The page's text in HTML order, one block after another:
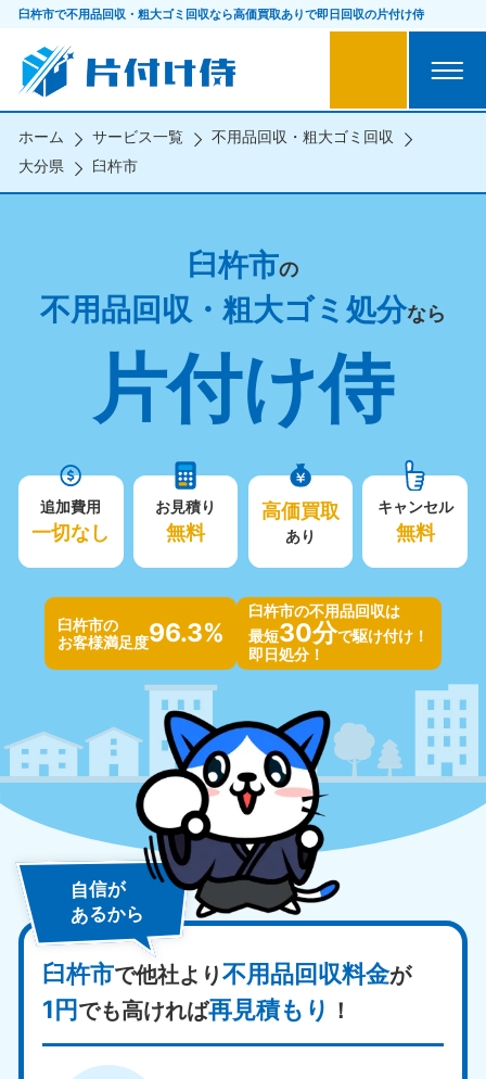
臼杵市で不用品回収・粗大ゴミ回収なら高価買取ありで即日回収の片付け侍
ホーム サービス一覧
不用品回収・粗大ゴミ回収
大分県
臼杵市
臼杵市の
不用品回収・粗大ゴミ処分なら
片付け侍
追加費用
一切なし
お見積り
無料
高価買取
あり
キャンセル
無料
臼杵市の
お客様満足度96.3%
臼杵市の不用品回収は
最短30分で駆け付け！
即日処分！
自信が
あるから
臼杵市で他社より不用品回収料金が
1円でも高ければ再見積もり ！